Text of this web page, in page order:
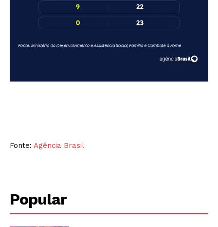
Fonte: Agência Brasil
Popular